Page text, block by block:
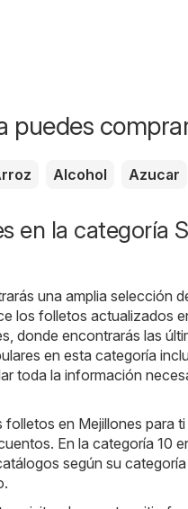
puedes
Alcohol Azucar
en la categoría
una amplia selección
los folletos actualizados
donde encontrarás las
en esta categoría
toda la información
en Mejillones para
En la categoría 10
según su